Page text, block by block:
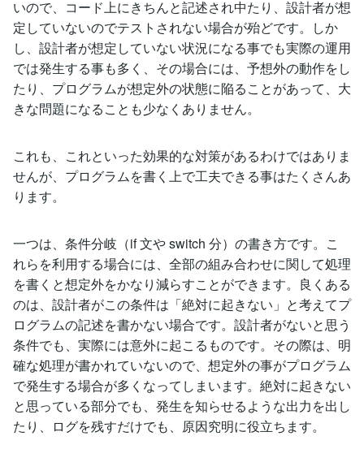
いので、コード上にきちんと記述され中たり、設計者が想
定していないのでテストされない場合が殆どです。しか
し、設計者が想定していない状況になる事でも実際の運用
では発生する事も多く、その場合には、予想外の動作をし
たり、プログラムが想定外の状態に陥ることがあって、大
きな問題になることも少なくありません。
これも、これといった効果的な対策があるわけではありま
せんが、プログラムを書く上で工夫できる事はたくさんあ
ります。
一つは、条件分岐（if 文や switch 分）の書き方です。こ
れらを利用する場合には、全部の組み合わせに関して処理
を書くと想定外をかなり減らすことができます。良くある
のは、設計者がこの条件は「絶対に起きない」と考えてプ
ログラムの記述を書かない場合です。設計者がないと思う
条件でも、実際には意外に起こるものです。その際は、明
確な処理が書かれていないので、想定外の事がプログラム
で発生する場合が多くなってしまいます。絶対に起きない
と思っている部分でも、発生を知らせるような出力を出し
たり、ログを残すだけでも、原因究明に役立ちます。